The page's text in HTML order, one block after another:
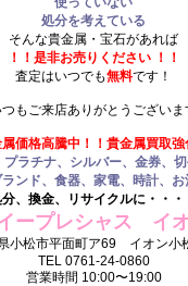
処分を考えている
そんな貴金属・宝石があれば
！！是非お売りください ！！
査定はいつでも無料です！
つもご来店ありがとうございま
価格高騰中！
！貴金属買取
プラチナ、シルバー、金券、切
ド、食器、家電、時計、お
、換金、リサイクルに・・
ープレシャス イ
小松市平面町ア69 イオン小
TEL 0761-24-0860
営業時間 10:00〜19:00